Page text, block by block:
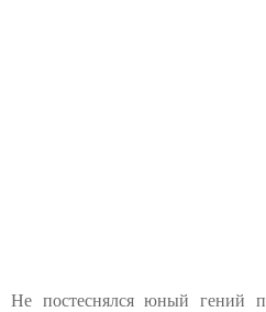
Не постеснялся юный гений